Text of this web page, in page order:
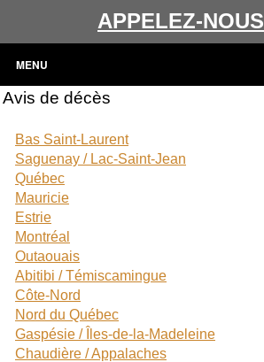
APPELEZ-NOUS
MENU
Avis de décès
Bas Saint-Laurent
Saguenay / Lac-Saint-Jean
Québec
Mauricie
Estrie
Montréal
Outaouais
Abitibi / Témiscamingue
Côte-Nord
Nord du Québec
Gaspésie / Îles-de-la-Madeleine
Chaudière / Appalaches